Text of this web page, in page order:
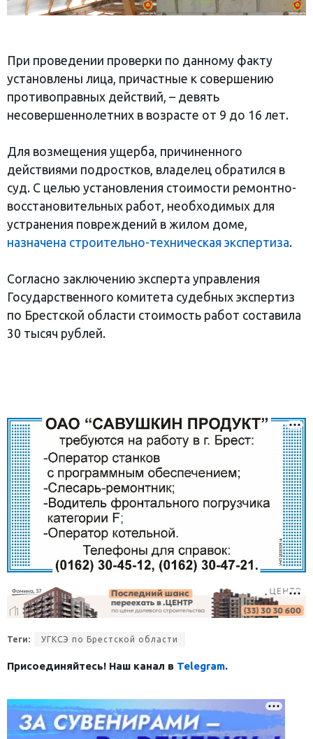
При проведении проверки по данному факту
установлены лица, причастные к совершению
противоправных действий, – девять
несовершеннолетних в возрасте от 9 до 16 лет.
Для возмещения ущерба, причиненного
действиями подростков, владелец обратился в
суд. С целью установления стоимости ремонтно-
восстановительных работ, необходимых для
устранения повреждений в жилом доме,
назначена строительно-техническая экспертиза.
Согласно заключению эксперта управления
Государственного комитета судебных экспертиз
по Брестской области стоимость работ составила
30 тысяч рублей.
Теги: УГКСЭ по Брестской области
Присоединяйтесь! Наш канал в Telegram.